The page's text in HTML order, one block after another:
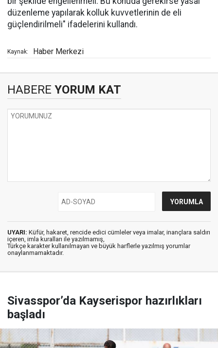
düzenleme yapılarak kolluk kuvvetlerinin de eli
güçlendirilmeli" ifadelerini kullandı.
Kaynak: Haber Merkezi
HABERE YORUM KAT
UYARI: Küfür, hakaret, rencide edici cümleler veya imalar, inançlara saldırı
içeren, imla kuralları ile yazılmamış,
Türkçe karakter kullanılmayan ve büyük harflerle yazılmış yorumlar
onaylanmamaktadır.
Sivasspor’da Kayserispor hazırlıkları
başladı